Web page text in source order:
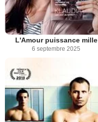
L'Amour puissance mille
6 septembre 2025